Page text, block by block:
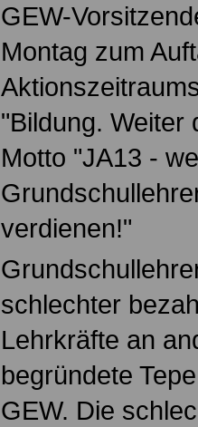
GEW-
Montag zum
"Bildung. Weiter
Motto "JA13 -
verdienen!"
schlechter
Lehrkräfte an
begründete
GEW. Die